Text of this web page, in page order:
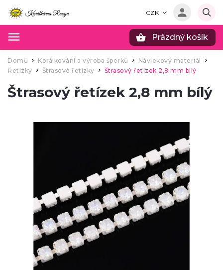
CZK
Prázdný košík
Domů / Korálkování a výroba šperků Návlekový materiál
Řetízky
Štrasové řetízky Štrasový řetízek 2,8 mm bílý
Štrasový řetízek 2,8 mm bílý